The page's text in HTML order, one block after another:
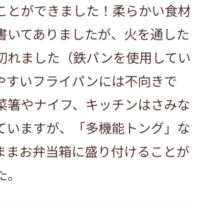
とができました！柔らかい食材
いてありましたが、火を通した
れました（鉄パンを使用してい
すいフライパンには不向きで
箸やナイフ、キッチンはさみな
いますが、「多機能トング」な
まお弁当箱に盛り付けることが